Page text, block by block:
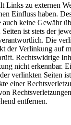
Links zu externen
Einfluss haben.
auch keine Gewähr
ist stets der
Die
der Verlinkung auf
Rechtswidrige
nicht erkennbar.
verlinkten Seiten
einer
entfernen.